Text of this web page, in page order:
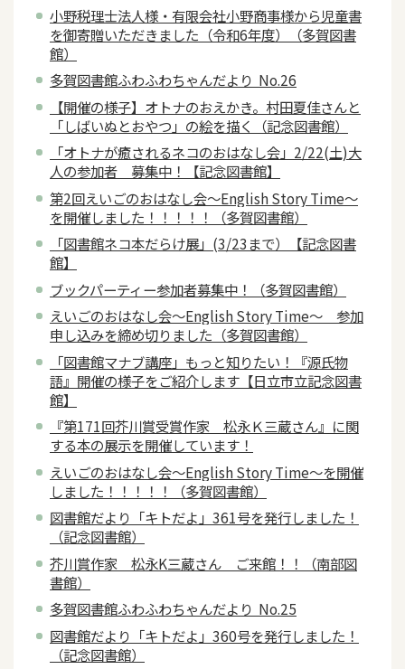
小野税理士法人様・有限会社小野商事様から児童書
を御寄贈いただきました（令和6年度）（多賀図書
館）
多賀図書館ふわふわちゃんだより No.26
【開催の様子】オトナのおえかき。村田夏佳さんと
「しばいぬとおやつ」の絵を描く（記念図書館）
「オトナが癒されるネコのおはなし会」2/22(土)大
人の参加者 募集中！【記念図書館】
第2回えいごのおはなし会～English Story Time～
を開催しました！！！！！（多賀図書館）
「図書館ネコ本だらけ展」(3/23まで）【記念図書
館】
ブックパーティー参加者募集中！（多賀図書館）
えいごのおはなし会～English Story Time～ 参加
申し込みを締め切りました（多賀図書館）
「図書館マナブ講座」もっと知りたい！『源氏物
語』開催の様子をご紹介します【日立市立記念図書
館】
『第171回芥川賞受賞作家 松永Ｋ三蔵さん』に関
する本の展示を開催しています！
えいごのおはなし会～English Story Time～を開催
しました！！！！！（多賀図書館）
図書館だより「キトだよ」361号を発行しました！
（記念図書館）
芥川賞作家 松永K三蔵さん ご来館！！（南部図
書館）
多賀図書館ふわふわちゃんだより No.25
図書館だより「キトだよ」360号を発行しました！
（記念図書館）